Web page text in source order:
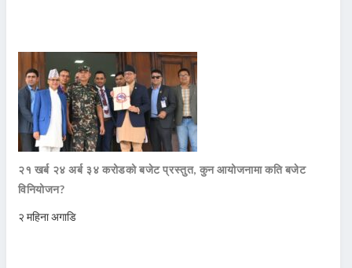
२१ खर्ब २४ अर्ब ३४ करोडको बजेट प्रस्तुत, कुन आयोजनामा कति बजेट
विनियोजन?
२ महिना अगाडि